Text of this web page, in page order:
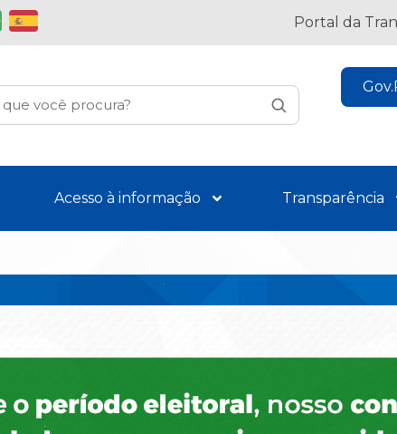
Portal da
Acesso à informação Transparência